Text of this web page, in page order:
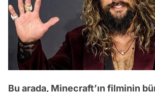
Bu arada, Minecraft’ın filminin